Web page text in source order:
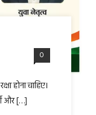
0
होना चाहिए।
और […]